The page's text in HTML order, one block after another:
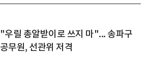
"우릴 총알받이로 쓰지 마"... 송파구
공무원, 선관위 저격